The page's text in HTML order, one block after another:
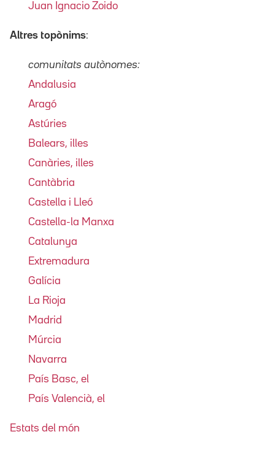
Juan Ignacio Zoido
Altres topònims:
comunitats autònomes:
Andalusia
Aragó
Astúries
Balears, illes
Canàries, illes
Cantàbria
Castella i Lleó
Castella-la Manxa
Catalunya
Extremadura
Galícia
La Rioja
Madrid
Múrcia
Navarra
País Basc, el
País Valencià, el
Estats del món